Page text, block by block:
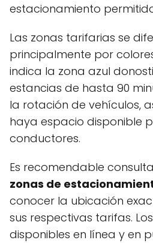
estacionamiento
Las zonas tarifarias se
principalmente por
indica la zona azul
estancias de hasta 90
la rotación de vehículos,
haya espacio disponible
conductores.
Es recomendable
zonas de
conocer la ubicación
sus respectivas tarifas.
disponibles en línea y en